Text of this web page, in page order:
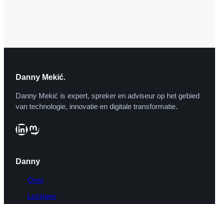
Danny Mekić.
Danny Mekić is expert, spreker en adviseur op het gebied
van technologie, innovatie en digitale transformatie.
LinkedIn Mastodon
Danny
Over
Lezingen